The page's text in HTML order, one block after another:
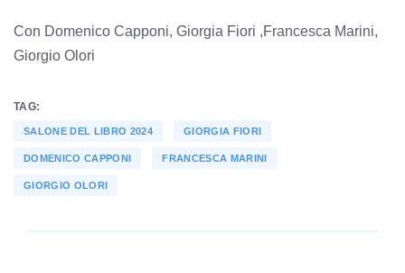
Con Domenico Capponi, Giorgia Fiori ,Francesca Marini,
Giorgio Olori
TAG:
SALONE DEL LIBRO 2024 GIORGIA FIORI
DOMENICO CAPPONI FRANCESCA MARINI
GIORGIO OLORI